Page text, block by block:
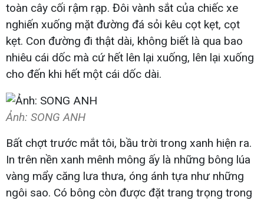
toàn cây cối rậm rạp. Đôi vành sắt của chiếc xe
nghiến xuống mặt đường đá sỏi kêu cọt kẹt, cọt
kẹt. Con đường đi thật dài, không biết là qua bao
nhiêu cái dốc mà cứ hết lên lại xuống, lên lại xuống
cho đến khi hết một cái dốc dài.
Ảnh: SONG ANH
Bất chợt trước mắt tôi, bầu trời trong xanh hiện ra.
In trên nền xanh mênh mông ấy là những bông lúa
vàng mẩy căng lưa thưa, óng ánh tựa như những
ngôi sao. Có bông còn được đặt trang trọng trong